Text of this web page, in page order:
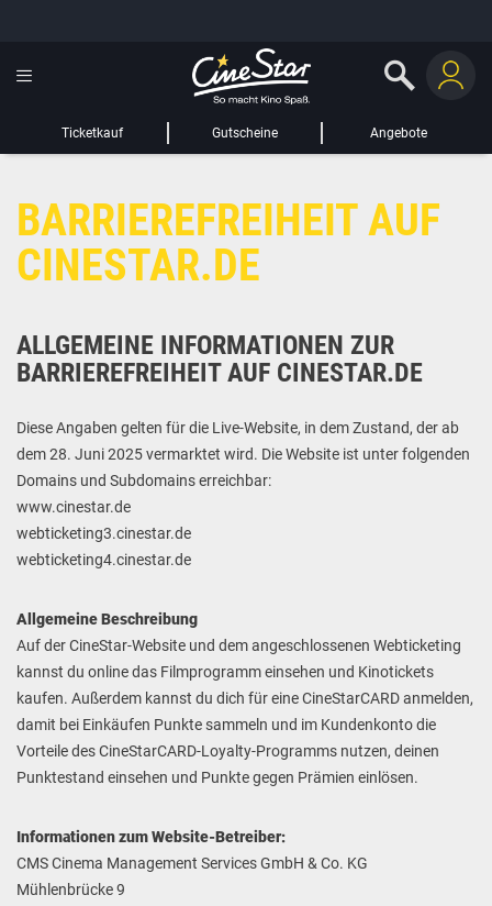
Ticketkauf Gutscheine Angebote
LIEBER CINESTAR-GAST,
Sie werden nun auf eine Website eines Drittanbieters weitergeleitet.
WEITER ZUR EXTERNEN SEITE
GUTSCHEIN HINZUFÜGEN
Gutschein
Gültig bis:
BARRIEREFREIHEIT AUF
CINESTAR.DE
ALLGEMEINE INFORMATIONEN ZUR
BARRIEREFREIHEIT AUF CINESTAR.DE
Diese Angaben gelten für die Live-Website, in dem Zustand, der ab
dem 28. Juni 2025 vermarktet wird. Die Website ist unter folgenden
Domains und Subdomains erreichbar:
www.cinestar.de
webticketing3.cinestar.de
webticketing4.cinestar.de
Allgemeine Beschreibung
Auf der CineStar-Website und dem angeschlossenen Webticketing
kannst du online das Filmprogramm einsehen und Kinotickets
kaufen. Außerdem kannst du dich für eine CineStarCARD anmelden,
damit bei Einkäufen Punkte sammeln und im Kundenkonto die
Vorteile des CineStarCARD-Loyalty-Programms nutzen, deinen
Punktestand einsehen und Punkte gegen Prämien einlösen.
Informationen zum Website-Betreiber:
CMS Cinema Management Services GmbH & Co. KG
Mühlenbrücke 9